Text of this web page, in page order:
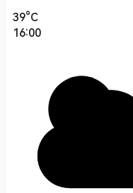
39°C
16:00